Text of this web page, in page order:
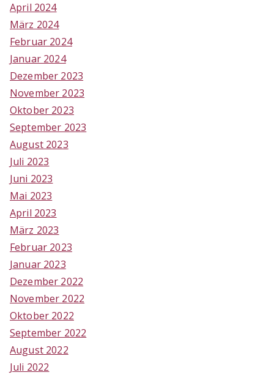
April 2024
März 2024
Februar 2024
Januar 2024
Dezember 2023
November 2023
Oktober 2023
September 2023
August 2023
Juli 2023
Juni 2023
Mai 2023
April 2023
März 2023
Februar 2023
Januar 2023
Dezember 2022
November 2022
Oktober 2022
September 2022
August 2022
Juli 2022